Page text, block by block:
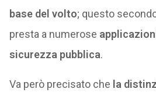
base del volto; questo
presta a numerose
sicurezza pubblica.
Va però precisato che la